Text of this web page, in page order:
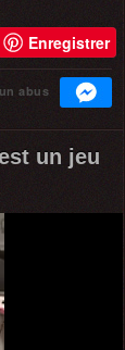
Enregistrer
abus
un jeu